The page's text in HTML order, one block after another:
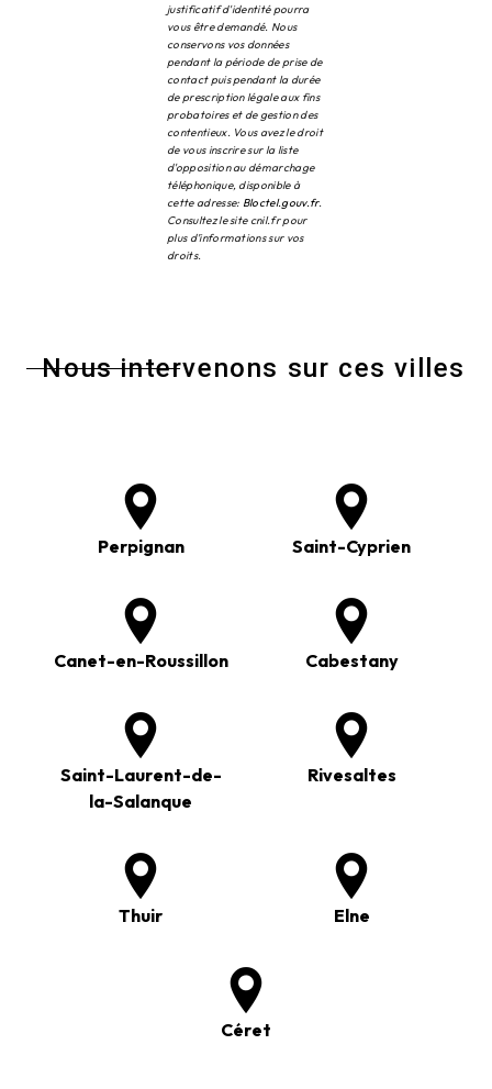
justificatif d'identité pourra
vous être demandé. Nous
conservons vos données
pendant la période de prise de
contact puis pendant la durée
de prescription légale aux fins
probatoires et de gestion des
contentieux. Vous avez le droit
de vous inscrire sur la liste
d'opposition au démarchage
téléphonique, disponible à
cette adresse: Bloctel.gouv.fr.
Consultez le site cnil.fr pour
plus d’informations sur vos
droits.
Nous intervenons sur ces villes
Perpignan Saint-Cyprien
Canet-en-Roussillon Cabestany
Saint-Laurent-de-
la-Salanque
Rivesaltes
Thuir Elne
Céret